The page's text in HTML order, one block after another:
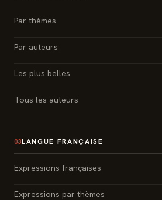
Par thèmes
Par auteurs
Les plus belles
Tous les auteurs
03LANGUE FRANÇAISE
Expressions françaises
Expressions par thèmes